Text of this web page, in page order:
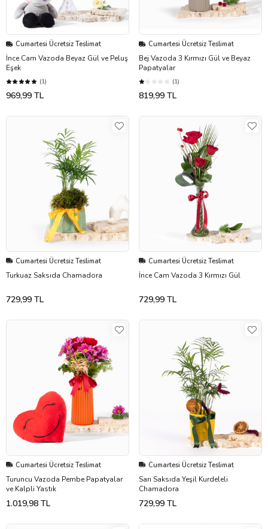
Cumartesi Ücretsiz Teslimat
İnce Cam Vazoda Beyaz Gül ve Peluş
Eşek
(1)
969,99 TL
Cumartesi Ücretsiz Teslimat
Bej Vazoda 3 Kırmızı Gül ve Beyaz
Papatyalar
(1)
819,99 TL
Cumartesi Ücretsiz Teslimat
Turkuaz Saksıda Chamadora
729,99 TL
Cumartesi Ücretsiz Teslimat
İnce Cam Vazoda 3 Kırmızı Gül
729,99 TL
Cumartesi Ücretsiz Teslimat
Turuncu Vazoda Pembe Papatyalar
ve Kalpli Yastık
1.019,98 TL
Cumartesi Ücretsiz Teslimat
Sarı Saksıda Yeşil Kurdeleli
Chamadora
729,99 TL